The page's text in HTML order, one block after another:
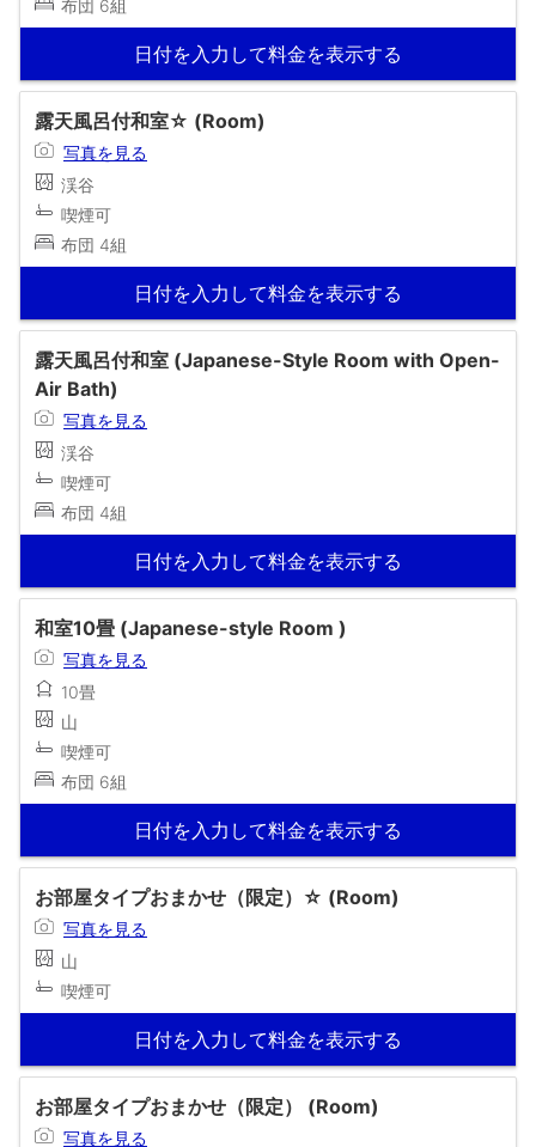
布団 6組
日付を入力して料金を表示する
露天風呂付和室☆ (Room)
写真を見る
渓谷
喫煙可
布団 4組
日付を入力して料金を表示する
露天風呂付和室 (Japanese-Style Room with Open-
Air Bath)
写真を見る
渓谷
喫煙可
布団 4組
日付を入力して料金を表示する
和室10畳 (Japanese-style Room )
写真を見る
10畳
山
喫煙可
布団 6組
日付を入力して料金を表示する
お部屋タイプおまかせ（限定）☆ (Room)
写真を見る
山
喫煙可
日付を入力して料金を表示する
お部屋タイプおまかせ（限定） (Room)
写真を見る